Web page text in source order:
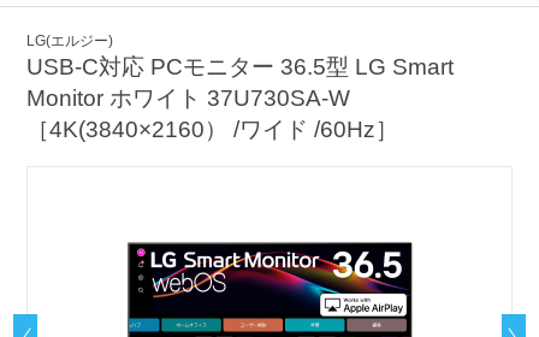
LG(エルジー)
USB-C対応 PCモニター 36.5型 LG Smart
Monitor ホワイト 37U730SA-W
［4K(3840×2160） /ワイド /60Hz］